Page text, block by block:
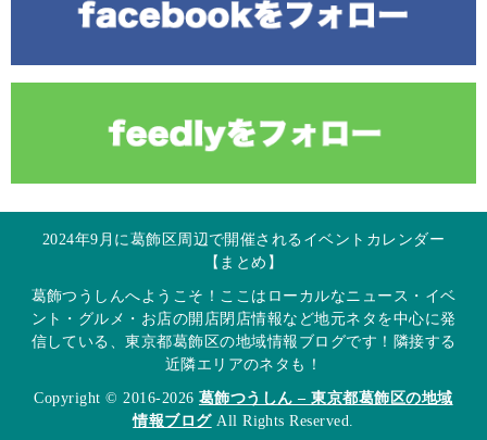
2024年9月に葛飾区周辺で開催されるイベントカレンダー
【まとめ】
葛飾つうしんへようこそ！ここはローカルなニュース・イベ
ント・グルメ・お店の開店閉店情報など地元ネタを中心に発
信している、東京都葛飾区の地域情報ブログです！隣接する
近隣エリアのネタも！
Copyright © 2016-2026 葛飾つうしん – 東京都葛飾区の地域
情報ブログAll Rights Reserved.